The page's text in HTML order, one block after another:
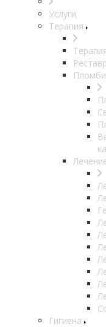
Услуги
Терапия
Гигиена